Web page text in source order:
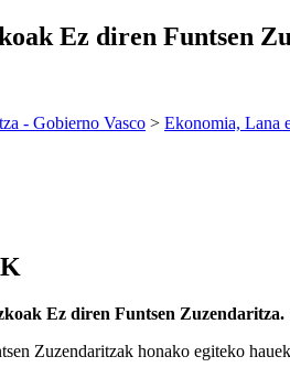
Ez diren Funtsen
- Gobierno Vasco > Ekonomia, Lana
Ez diren Funtsen Zuzendaritza.
Zuzendaritzak honako egiteko